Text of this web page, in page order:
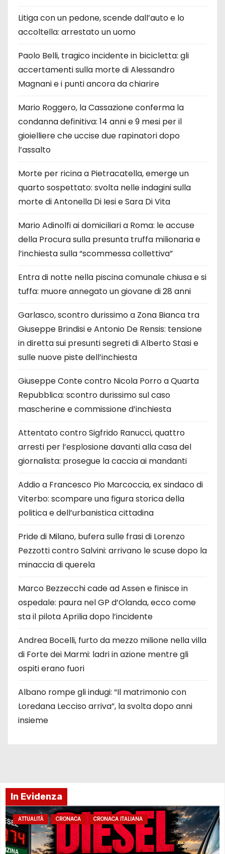
Litiga con un pedone, scende dall’auto e lo
accoltella: arrestato un uomo
Paolo Belli, tragico incidente in bicicletta: gli
accertamenti sulla morte di Alessandro
Magnani e i punti ancora da chiarire
Mario Roggero, la Cassazione conferma la
condanna definitiva: 14 anni e 9 mesi per il
gioielliere che uccise due rapinatori dopo
l’assalto
Morte per ricina a Pietracatella, emerge un
quarto sospettato: svolta nelle indagini sulla
morte di Antonella Di Iesi e Sara Di Vita
Mario Adinolfi ai domiciliari a Roma: le accuse
della Procura sulla presunta truffa milionaria e
l’inchiesta sulla “scommessa collettiva”
Entra di notte nella piscina comunale chiusa e si
tuffa: muore annegato un giovane di 28 anni
Garlasco, scontro durissimo a Zona Bianca tra
Giuseppe Brindisi e Antonio De Rensis: tensione
in diretta sui presunti segreti di Alberto Stasi e
sulle nuove piste dell’inchiesta
Giuseppe Conte contro Nicola Porro a Quarta
Repubblica: scontro durissimo sul caso
mascherine e commissione d’inchiesta
Attentato contro Sigfrido Ranucci, quattro
arresti per l’esplosione davanti alla casa del
giornalista: prosegue la caccia ai mandanti
Addio a Francesco Pio Marcoccia, ex sindaco di
Viterbo: scompare una figura storica della
politica e dell’urbanistica cittadina
Pride di Milano, bufera sulle frasi di Lorenzo
Pezzotti contro Salvini: arrivano le scuse dopo la
minaccia di querela
Marco Bezzecchi cade ad Assen e finisce in
ospedale: paura nel GP d’Olanda, ecco come
sta il pilota Aprilia dopo l’incidente
Andrea Bocelli, furto da mezzo milione nella villa
di Forte dei Marmi: ladri in azione mentre gli
ospiti erano fuori
Albano rompe gli indugi: “Il matrimonio con
Loredana Lecciso arriva”, la svolta dopo anni
insieme
In Evidenza
ATTUALITÀ CRONACA CRONACA ITALIANA